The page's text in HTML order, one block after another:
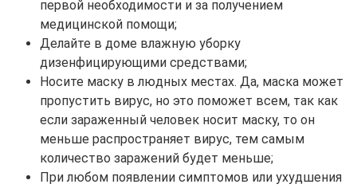
первой необходимости и за получением
медицинской помощи;
Делайте в доме влажную уборку
дизенфицирующими средствами;
Носите маску в людных местах. Да, маска может
пропустить вирус, но это поможет всем, так как
если зараженный человек носит маску, то он
меньше распространяет вирус, тем самым
количество заражений будет меньше;
При любом появлении симптомов или ухудшения